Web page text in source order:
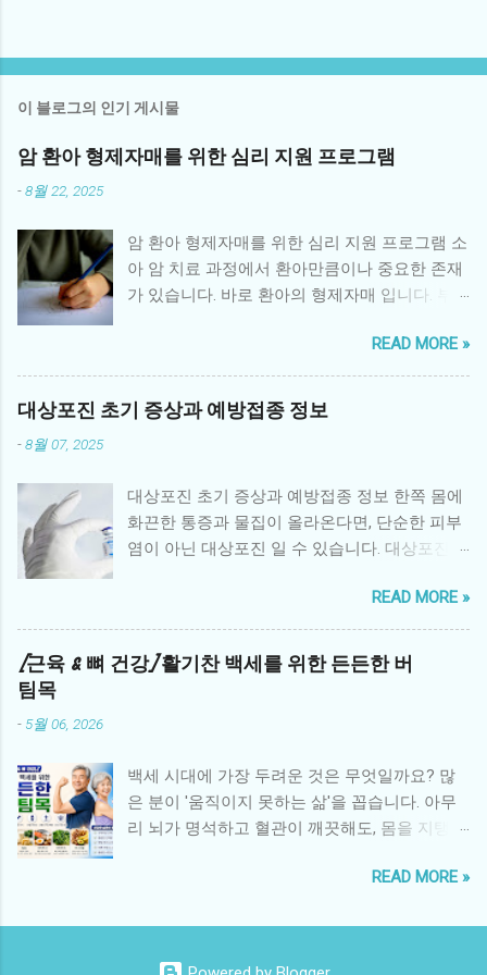
이 블로그의 인기 게시물
암 환아 형제자매를 위한 심리 지원 프로그램
-8월 22, 2025
암 환아 형제자매를 위한 심리 지원 프로그램 소
아 암 치료 과정에서 환아만큼이나 중요한 존재
가 있습니다. 바로 환아의 형제자매 입니다. 부
정서적 소외감을 느끼거나, 불안·우울 같은 심리
적 문제를 경험하기 쉽습니다. 따라서 체계적인
형제자매 심리 지원 프로그램 은 환아 가족 전체
의 건강한 회복에 매우 중요한 역할을 합니다. 1.
을 느낌 불안과 두려움: 동생 또는 형제의 병에
대한 불확실성과 두려움 죄책감: 환아와 비교하
면서 “내가 건강해서 미안하다”는 생각 분노와
정 학업·사회성 문제: 집중력 저하, 또래 관계 위
축 2. 병원 중심 심리 지원 프로그램 대학병원과
암 전문병원에서는 형제자매를 위한 다양한 심
제자매가 감정을 자연스럽게 표현할 수 있는 치
료법 형제자매 데이: 병원에서 형제자매만을 위
한 특별 활동과 교류 시간 제공 가족 참여 프로
로 정서적 유대 강화 3. 지역사회와 NGO의 지원
위해 특별한 프로그램을 제공합니다. 한국백혈
READ MORE »
대상포진 초기 증상과 예방접종 정보
-8월 07, 2025
대상포진 초기 증상과 예방접종 정보 한쪽 몸에
화끈한 통증과 물집이 올라온다면, 단순한 피부
염이 아닌 대상포진 일 수 있습니다. 대상포진은
신경절에 잠복해 있다가 면역력이 떨어졌을 때
재활성화되면서 발생하는 질환입니다. 특히 50
세 이상 중장년층이나 과로, 스트레스를 많이 받
는 사람에게 자주 발생하며, 극심한 통증과 후유
바이러스가 신경을 타고 피부로 재활성화되며
나타나는 질환입니다. 주로 신체 한쪽, 특히 갈
비뼈 주변, 복부, 얼굴, 허벅지 등에 통증과 함께
피부가 화끈거리고 쓰라린 통증 : 증상이 시작되
이 동반될 수 있음 한쪽에만 나타나는 물집 : 대
READ MORE »
[근육 & 뼈 건강] 활기찬 백세를 위한 든든한 버
팀목
- 5월 06, 2026
백세 시대에 가장 두려운 것은 무엇일까요? 많
은 분이 '움직이지 못하는 삶'을 꼽습니다. 아무
리 뇌가 명석하고 혈관이 깨끗해도, 몸을 지탱하
격히 추락합니다. 노화 과정에서 발생하는 근감
넘어 대사 질환과 낙상 사고의 직접적인 원인이
됩니다. 오늘은 노화의 마지막 방어선이라 불리
READ MORE »